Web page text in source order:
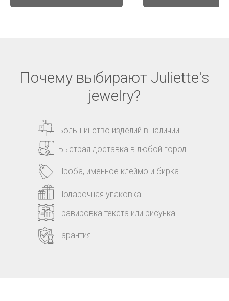
Почему выбирают Juliette's
jewelry?
Большинство изделий в наличии
Быстрая доставка в любой город
Подарочная упаковка
Гравировка текста или рисунка
Проба, именное клеймо и бирка
Гарантия